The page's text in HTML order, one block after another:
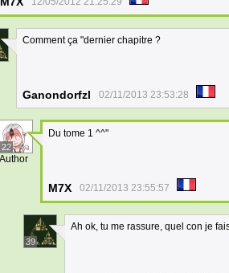
Comment ça "dernier chapitre ?
Ganondorfzl 02/11/2013 23:53:28
22
Author
Du tome 1 ^^"
M7X 02/11/2013 23:55:57
39
Ah ok, tu me rassure, quel con je